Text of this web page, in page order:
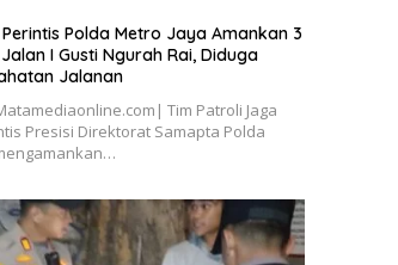
Polda Metro Jaya Amankan 3
I Gusti Ngurah Rai, Diduga
Jalanan
Tim Patroli Jaga
Presisi Direktorat Samapta Polda